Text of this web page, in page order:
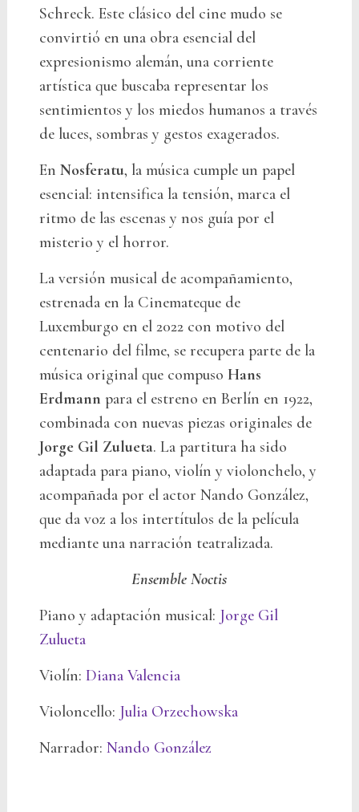
Schreck. Este clásico del cine mudo se
convirtió en una obra esencial del
expresionismo alemán, una corriente
artística que buscaba representar los
sentimientos y los miedos humanos a través
de luces, sombras y gestos exagerados.
En Nosferatu, la música cumple un papel
esencial: intensifica la tensión, marca el
ritmo de las escenas y nos guía por el
misterio y el horror.
La versión musical de acompañamiento,
estrenada en la Cinemateque de
Luxemburgo en el 2022 con motivo del
centenario del filme, se recupera parte de la
música original que compuso Hans
Erdmann para el estreno en Berlín en 1922,
combinada con nuevas piezas originales de
Jorge Gil Zulueta. La partitura ha sido
adaptada para piano, violín y violonchelo, y
acompañada por el actor Nando González,
que da voz a los intertítulos de la película
mediante una narración teatralizada.
Ensemble Noctis
Piano y adaptación musical: Jorge Gil
Zulueta
Violín: Diana Valencia
Violoncello: Julia Orzechowska
Narrador: Nando González